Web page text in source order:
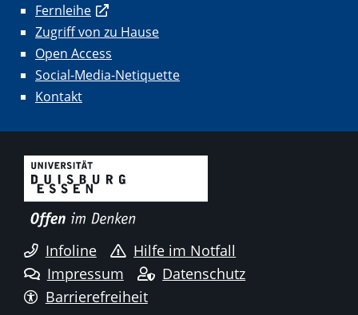
Fernleihe
Zugriff von zu Hause
Open Access
Social-Media-Netiquette
Kontakt
Infoline
Hilfe im Notfall
Impressum
Datenschutz
Barrierefreiheit